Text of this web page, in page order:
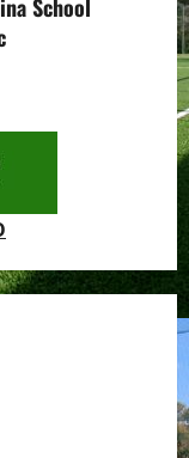
School